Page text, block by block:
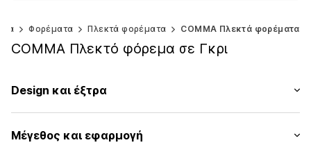
Φορέματα Πλεκτά φορέματα COMMA Πλεκτά φορέματα
COMMA Πλεκτό φόρεμα σε Γκρι
Design και έξτρα
Πλεκτά
Μέγεθος και εφαρμογή